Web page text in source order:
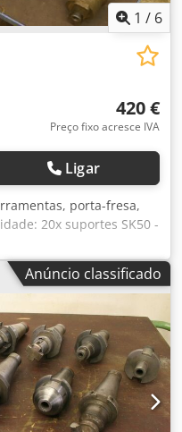
1 / 6
420 €
Preço fixo acresce IVA
Ligar
porta-fresa,
20x suportes SK50 -
de aperto plano,
fresa cilíndrica
apenas completo -
Anúncio classificado